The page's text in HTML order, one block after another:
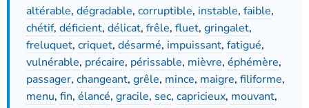
altérable, dégradable, corruptible, instable, faible,
chétif, déficient, délicat, frêle, fluet, gringalet,
freluquet, criquet, désarmé, impuissant, fatigué,
vulnérable, précaire, périssable, mièvre, éphémère,
passager, changeant, grêle, mince, maigre, filiforme,
menu, fin, élancé, gracile, sec, capricieux, mouvant,